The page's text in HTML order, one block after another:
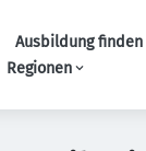
Ausbildung finden
Regionen